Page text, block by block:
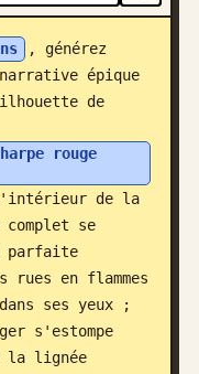
, générez
épique
de
rouge
l'intérieur de la
se
parfaite
rues en flammes
ses yeux ;
s'estompe
la lignée